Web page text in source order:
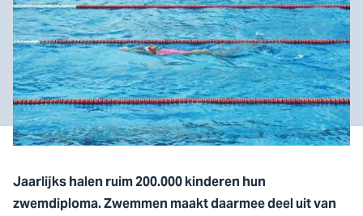
Jaarlijks halen ruim 200.000 kinderen hun
zwemdiploma. Zwemmen maakt daarmee deel uit van